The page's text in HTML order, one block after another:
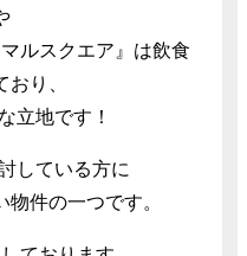
ルスクエア』は飲食
おり、
立地です！
している方に
件の一つです。